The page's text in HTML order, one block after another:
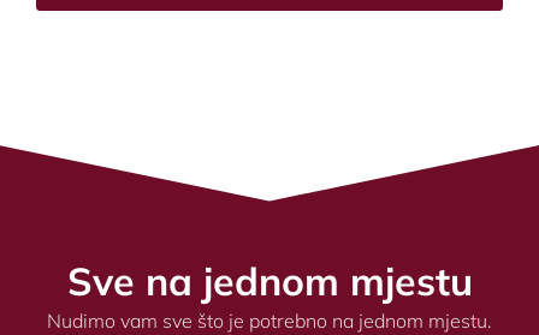
Sve na jednom mjestu
Nudimo vam sve što je potrebno na jednom mjestu.